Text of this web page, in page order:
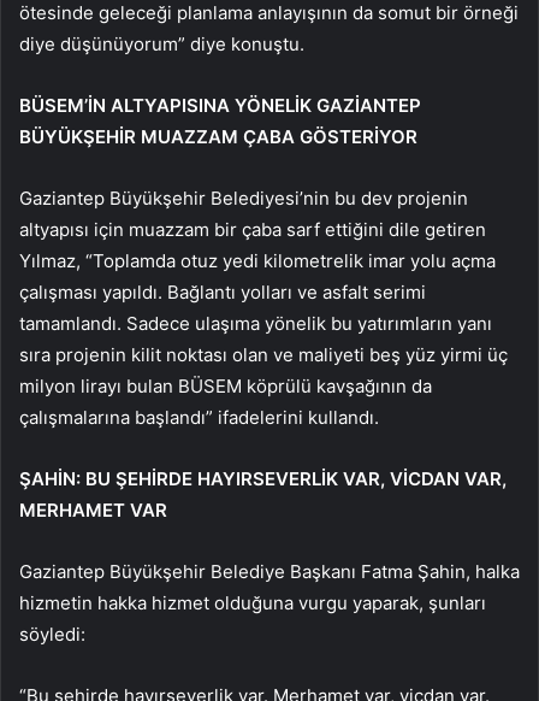
ötesinde geleceği planlama anlayışının da somut bir örneği
diye düşünüyorum” diye konuştu.
BÜSEM’İN ALTYAPISINA YÖNELİK GAZİANTEP
BÜYÜKŞEHİR MUAZZAM ÇABA GÖSTERİYOR
Gaziantep Büyükşehir Belediyesi’nin bu dev projenin
altyapısı için muazzam bir çaba sarf ettiğini dile getiren
Yılmaz, “Toplamda otuz yedi kilometrelik imar yolu açma
çalışması yapıldı. Bağlantı yolları ve asfalt serimi
tamamlandı. Sadece ulaşıma yönelik bu yatırımların yanı
sıra projenin kilit noktası olan ve maliyeti beş yüz yirmi üç
milyon lirayı bulan BÜSEM köprülü kavşağının da
çalışmalarına başlandı” ifadelerini kullandı.
ŞAHİN: BU ŞEHİRDE HAYIRSEVERLİK VAR, VİCDAN VAR,
MERHAMET VAR
Gaziantep Büyükşehir Belediye Başkanı Fatma Şahin, halka
hizmetin hakka hizmet olduğuna vurgu yaparak, şunları
söyledi:
“Bu şehirde hayırseverlik var. Merhamet var, vicdan var.